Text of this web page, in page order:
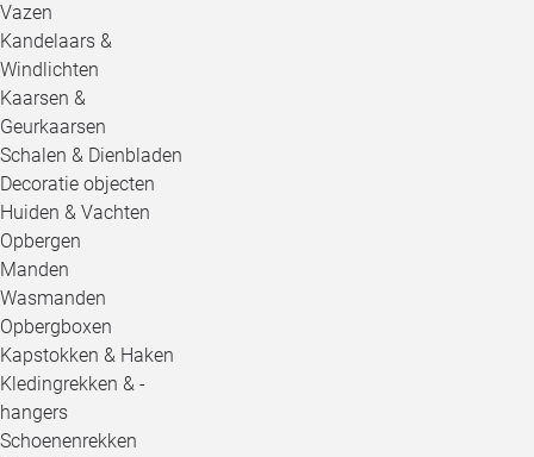
Vazen
Kandelaars &
Windlichten
Kaarsen &
Geurkaarsen
Schalen & Dienbladen
Decoratie objecten
Huiden & Vachten
Opbergen
Manden
Wasmanden
Opbergboxen
Kapstokken & Haken
Kledingrekken & -
hangers
Schoenenrekken